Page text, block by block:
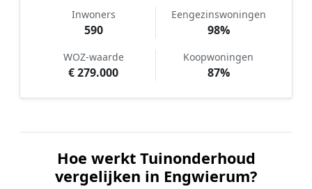
Inwoners
590
Eengezinswoningen
98%
WOZ-waarde
€ 279.000
Koopwoningen
87%
Hoe werkt Tuinonderhoud
vergelijken in Engwierum?